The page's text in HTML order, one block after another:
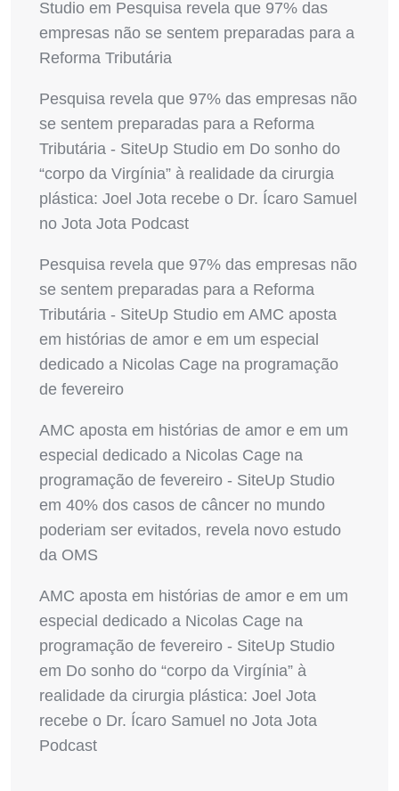
Studio em Pesquisa revela que 97% das
empresas não se sentem preparadas para a
Reforma Tributária
Pesquisa revela que 97% das empresas não
se sentem preparadas para a Reforma
Tributária - SiteUp Studio em Do sonho do
“corpo da Virgínia” à realidade da cirurgia
plástica: Joel Jota recebe o Dr. Ícaro Samuel
no Jota Jota Podcast
Pesquisa revela que 97% das empresas não
se sentem preparadas para a Reforma
Tributária - SiteUp Studio em AMC aposta
em histórias de amor e em um especial
dedicado a Nicolas Cage na programação
de fevereiro
AMC aposta em histórias de amor e em um
especial dedicado a Nicolas Cage na
programação de fevereiro - SiteUp Studio
em 40% dos casos de câncer no mundo
poderiam ser evitados, revela novo estudo
da OMS
AMC aposta em histórias de amor e em um
especial dedicado a Nicolas Cage na
programação de fevereiro - SiteUp Studio
em Do sonho do “corpo da Virgínia” à
realidade da cirurgia plástica: Joel Jota
recebe o Dr. Ícaro Samuel no Jota Jota
Podcast